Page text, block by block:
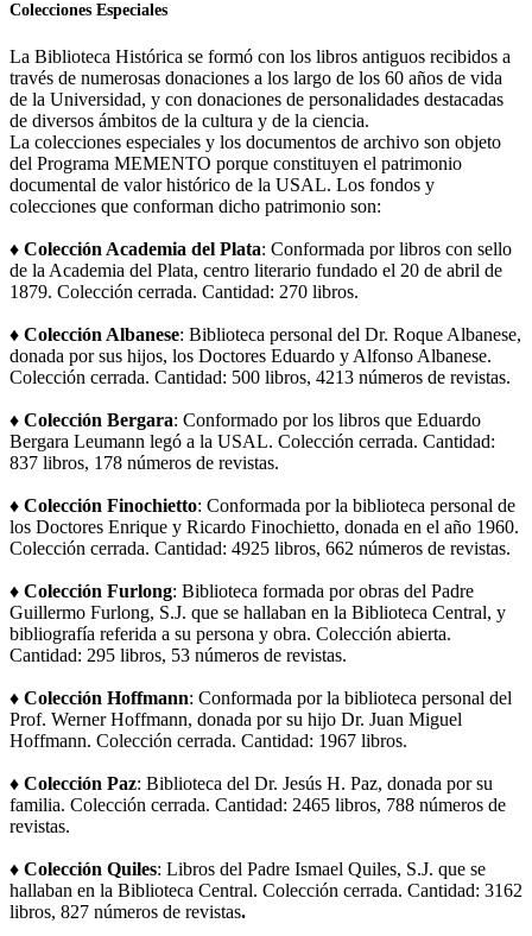
Colecciones Especiales
La Biblioteca Histórica se formó con los libros antiguos recibidos a
través de numerosas donaciones a los largo de los 60 años de vida
de la Universidad, y con donaciones de personalidades destacadas
de diversos ámbitos de la cultura y de la ciencia.
La colecciones especiales y los documentos de archivo son objeto
del Programa MEMENTO porque constituyen el patrimonio
documental de valor histórico de la USAL. Los fondos y
colecciones que conforman dicho patrimonio son:
♦ Colección Academia del Plata: Conformada por libros con sello
de la Academia del Plata, centro literario fundado el 20 de abril de
1879. Colección cerrada. Cantidad: 270 libros.
♦ Colección Albanese: Biblioteca personal del Dr. Roque Albanese,
donada por sus hijos, los Doctores Eduardo y Alfonso Albanese.
Colección cerrada. Cantidad: 500 libros, 4213 números de revistas.
♦ Colección Bergara: Conformado por los libros que Eduardo
Bergara Leumann legó a la USAL. Colección cerrada. Cantidad:
837 libros, 178 números de revistas.
♦ Colección Finochietto: Conformada por la biblioteca personal de
los Doctores Enrique y Ricardo Finochietto, donada en el año 1960.
Colección cerrada. Cantidad: 4925 libros, 662 números de revistas.
♦ Colección Furlong: Biblioteca formada por obras del Padre
Guillermo Furlong, S.J. que se hallaban en la Biblioteca Central, y
bibliografía referida a su persona y obra. Colección abierta.
Cantidad: 295 libros, 53 números de revistas.
♦ Colección Hoffmann: Conformada por la biblioteca personal del
Prof. Werner Hoffmann, donada por su hijo Dr. Juan Miguel
Hoffmann. Colección cerrada. Cantidad: 1967 libros.
♦ Colección Paz: Biblioteca del Dr. Jesús H. Paz, donada por su
familia. Colección cerrada. Cantidad: 2465 libros, 788 números de
revistas.
♦ Colección Quiles: Libros del Padre Ismael Quiles, S.J. que se
hallaban en la Biblioteca Central. Colección cerrada. Cantidad: 3162
libros, 827 números de revistas.